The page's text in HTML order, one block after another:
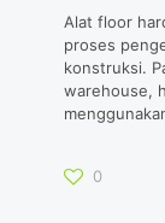
Alat floor
proses
konstruksi.
warehouse,
0